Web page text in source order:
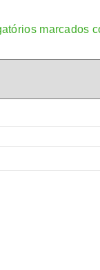
marcados